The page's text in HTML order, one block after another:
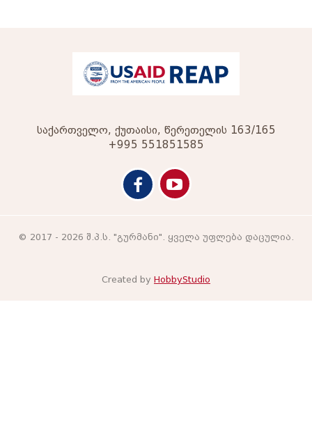
საქართველო, ქუთაისი, წერეთელის 163/165
+995 551851585
© 2017 - 2026 შ.პ.ს. "გურმანი". ყველა უფლება დაცულია.
Created by HobbyStudio